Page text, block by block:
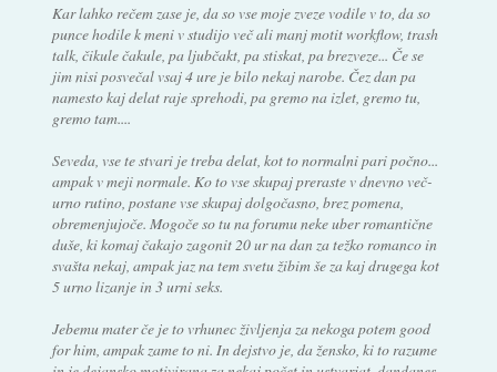
Kar lahko rečem zase je, da so vse moje zveze vodile v to, da so
punce hodile k meni v studijo več ali manj motit workflow, trash
talk, čikule čakule, pa ljubčakt, pa stiskat, pa brezveze... Če se
jim nisi posvečal vsaj 4 ure je bilo nekaj narobe. Čez dan pa
namesto kaj delat raje sprehodi, pa gremo na izlet, gremo tu,
gremo tam....
Seveda, vse te stvari je treba delat, kot to normalni pari počno...
ampak v meji normale. Ko to vse skupaj preraste v dnevno več-
urno rutino, postane vse skupaj dolgočasno, brez pomena,
obremenjujoče. Mogoče so tu na forumu neke uber romantične
duše, ki komaj čakajo zagonit 20 ur na dan za težko romanco in
svašta nekaj, ampak jaz na tem svetu žibim še za kaj drugega kot
5 urno lizanje in 3 urni seks.
Jebemu mater če je to vrhunec življenja za nekoga potem good
for him, ampak zame to ni. In dejstvo je, da žensko, ki to razume